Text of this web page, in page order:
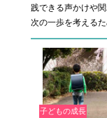
践できる声かけや
次の一歩を考える
子どもの成長